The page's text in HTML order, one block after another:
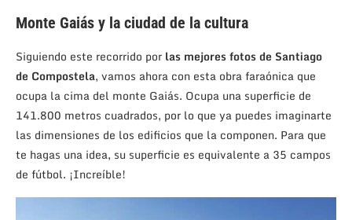
Monte Gaiás y la ciudad de la cultura
Siguiendo este recorrido por las mejores fotos de Santiago
de Compostela, vamos ahora con esta obra faraónica que
ocupa la cima del monte Gaiás. Ocupa una superficie de
141.800 metros cuadrados, por lo que ya puedes imaginarte
las dimensiones de los edificios que la componen. Para que
te hagas una idea, su superficie es equivalente a 35 campos
de fútbol. ¡Increíble!